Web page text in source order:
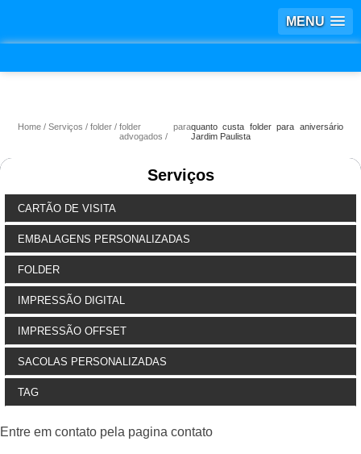
MENU
Home Serviços folder
folder para
advogados
quanto custa folder para aniversário
Jardim Paulista
Serviços
CARTÃO DE VISITA
EMBALAGENS PERSONALIZADAS
FOLDER
IMPRESSÃO DIGITAL
IMPRESSÃO OFFSET
SACOLAS PERSONALIZADAS
TAG